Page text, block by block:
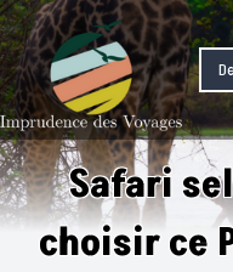
Skip
to
content
Safari
choisir ce